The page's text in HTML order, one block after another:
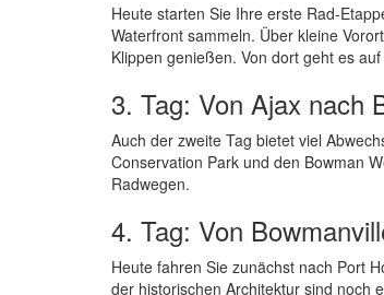
Heute starten Sie Ihre erste Rad-
Waterfront sammeln. Über kleine
Klippen genießen. Von dort geht es
3. Tag: Von Ajax nach
Auch der zweite Tag bietet viel
Conservation Park und den Bowman
Radwegen.
4. Tag: Von
Heute fahren Sie zunächst nach Port
der historischen Architektur sind noch